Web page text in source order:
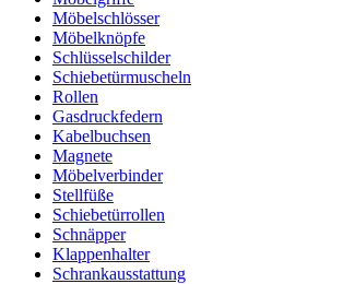
Möbelschlösser
Möbelknöpfe
Schlüsselschilder
Schiebetürmuscheln
Rollen
Gasdruckfedern
Kabelbuchsen
Magnete
Möbelverbinder
Stellfüße
Schiebetürrollen
Schnäpper
Klappenhalter
Schrankausstattung